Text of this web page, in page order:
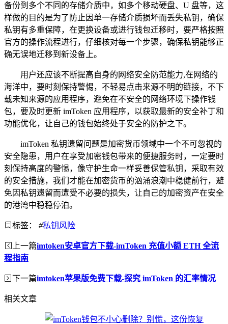
备份到多个不同的存储介质中，如多个移动硬盘、U 盘等，这
样做的目的是为了防止因单一存储介质损坏而丢失私钥，确保
私钥有多重保障，在更换设备或进行钱包迁移时，要严格按照
官方的操作流程进行，仔细核对每一个步骤，确保私钥能够正
确无误地迁移到新设备上。
用户还应该不断提高自身的网络安全防范能力,在网络的
海洋中，要时刻保持警惕，不轻易点击来源不明的链接，不下
载未知来源的应用程序，避免在不安全的网络环境下操作钱
包，要及时更新 imToken 应用程序，以获取最新的安全补丁和
功能优化，让自己的钱包始终处于安全的防护之下。
imToken 私钥遗留问题是加密货币领域中一个不可忽视的
安全隐患，用户在享受加密钱包带来的便捷服务时，一定要时
刻保持高度的警惕，像守护生命一样妥善保管私钥，采取有效
的安全措施，我们才能在加密货币的汹涌浪潮中稳健前行，避
免因私钥遗留而遭受不必要的损失，让自己的加密资产在安全
的港湾中稳稳停泊。
标签： #私钥风险
上一篇imtoken安卓官方下载-imToken 充值小额 ETH 全流
程指南
下一篇imtoken苹果版免费下载-探究 imToken 的汇率情况
相关文章